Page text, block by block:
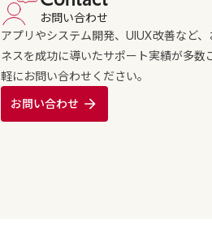
お問い合わせ
アプリやシステム開発、UIUX改善など
ネスを成功に導いたサポート実績が多数
軽にお問い合わせください。
お問い合わせ